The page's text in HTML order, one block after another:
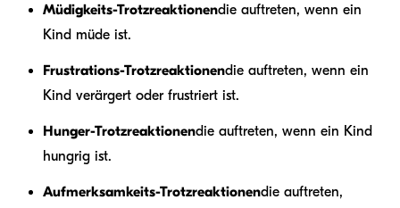
Müdigkeits-Trotzreaktionendie auftreten, wenn ein
Kind müde ist.
Frustrations-Trotzreaktionendie auftreten, wenn ein
Kind verärgert oder frustriert ist.
Hunger-Trotzreaktionendie auftreten, wenn ein Kind
hungrig ist.
Aufmerksamkeits-Trotzreaktionendie auftreten,